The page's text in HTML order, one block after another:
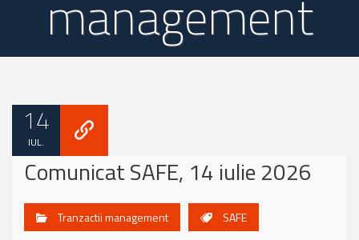
management
14
IUL.
Comunicat SAFE, 14 iulie 2026
Tranzactii management SAFE